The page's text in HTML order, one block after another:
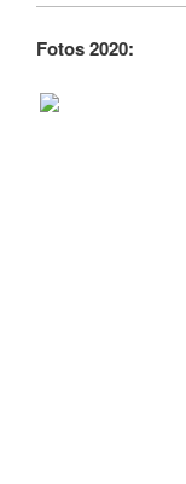
Fotos 2020: